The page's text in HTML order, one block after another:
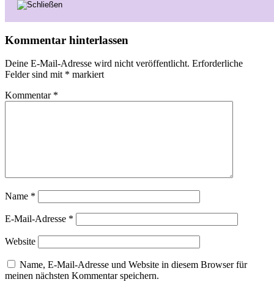
Kommentar hinterlassen
Deine E-Mail-Adresse wird nicht veröffentlicht. Erforderliche
Felder sind mit * markiert
Kommentar *
Name *
E-Mail-Adresse *
Website
Name, E-Mail-Adresse und Website in diesem Browser für
meinen nächsten Kommentar speichern.